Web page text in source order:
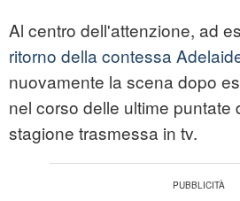
Al centro dell'attenzione, ad
ritorno della contessa
nuovamente la scena dopo
nel corso delle ultime puntate
stagione trasmessa in tv.